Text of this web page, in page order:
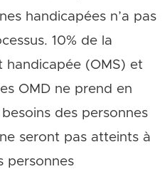
handicapées n’a pas
10% de la
handicapée (OMS) et
OMD ne prend en
des personnes
seront pas atteints à
personnes